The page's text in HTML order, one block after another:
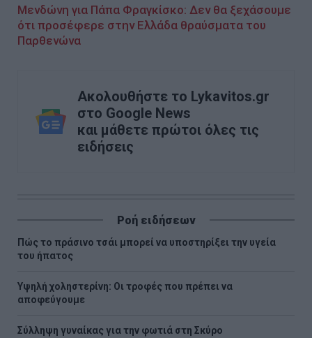
Μενδώνη για Πάπα Φραγκίσκο: Δεν θα ξεχάσουμε
ότι προσέφερε στην Ελλάδα θραύσματα του
Παρθενώνα
Ακολουθήστε το Lykavitos.gr
στο Google News
και μάθετε πρώτοι όλες τις
ειδήσεις
Ροή ειδήσεων
Πώς το πράσινο τσάι μπορεί να υποστηρίξει την υγεία
του ήπατος
Υψηλή χοληστερίνη: Οι τροφές που πρέπει να
αποφεύγουμε
Σύλληψη γυναίκας για την φωτιά στη Σκύρο